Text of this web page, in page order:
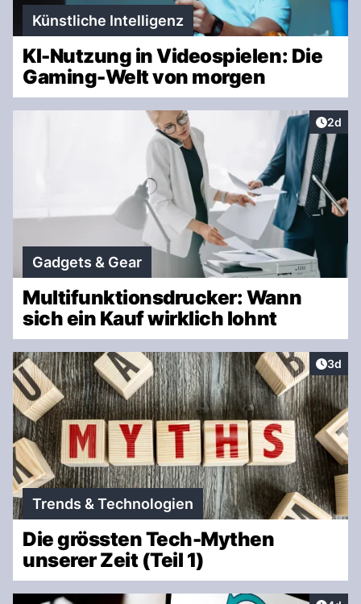
Künstliche Intelligenz
KI-Nutzung in Videospielen: Die
Gaming-Welt von morgen
2d
Gadgets & Gear
Multifunktionsdrucker: Wann
sich ein Kauf wirklich lohnt
3d
Trends & Technologien
Die grössten Tech-Mythen
unserer Zeit (Teil 1)